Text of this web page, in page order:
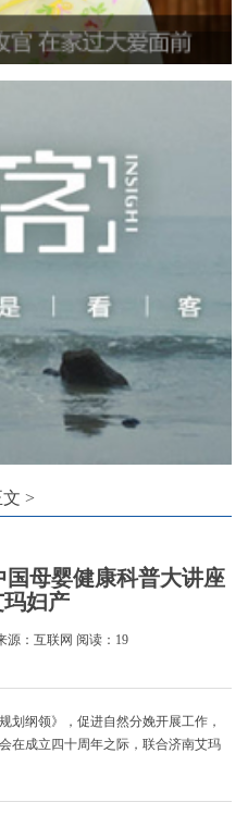
>
母婴健康科普大讲座
妇产
源：互联网 阅读：19
划纲领》，促进自然分娩开展工作，
在成立四十周年之际，联合济南艾玛